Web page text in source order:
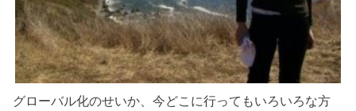
グローバル化のせいか、今どこに行ってもいろいろな方